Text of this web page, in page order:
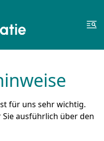
für uns sehr wichtig.
ausführlich über den